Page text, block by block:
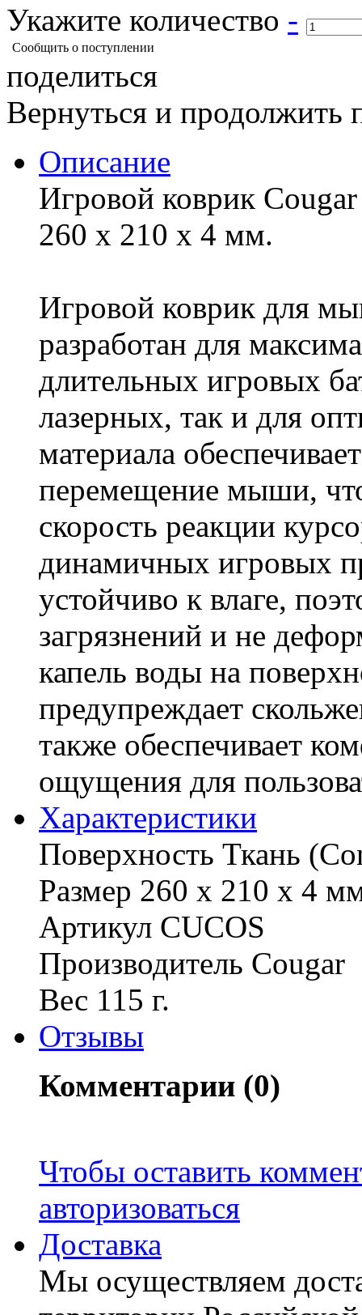
Укажите количество -
Сообщить о поступлении
поделиться
Вернуться и продолжить
Описание
Игровой коврик
260 x 210 x 4 мм.
Игровой коврик для
разработан для
длительных игровых
лазерных, так и для
материала
перемещение мыши,
скорость реакции
динамичных игровых
устойчиво к влаге,
загрязнений и не
капель воды на
предупреждает
также обеспечивает
ощущения для
Характериcтики
Поверхность Ткань
Размер 260 x 210 x 4
Артикул CUCOS
Производитель Cougar
Вес 115 г.
Отзывы
Комментарии (0)
Чтобы оставить
авторизоваться
Доставка
Мы осуществляем